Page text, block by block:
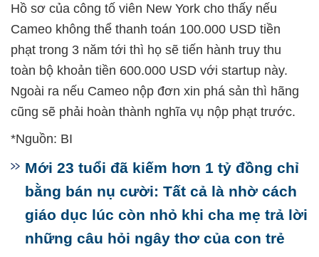
Hồ sơ của công tố viên New York cho thấy nếu
Cameo không thể thanh toán 100.000 USD tiền
phạt trong 3 năm tới thì họ sẽ tiến hành truy thu
toàn bộ khoản tiền 600.000 USD với startup này.
Ngoài ra nếu Cameo nộp đơn xin phá sản thì hãng
cũng sẽ phải hoàn thành nghĩa vụ nộp phạt trước.
*Nguồn: BI
Mới 23 tuổi đã kiếm hơn 1 tỷ đồng chỉ
bằng bán nụ cười: Tất cả là nhờ cách
giáo dục lúc còn nhỏ khi cha mẹ trả lời
những câu hỏi ngây thơ của con trẻ